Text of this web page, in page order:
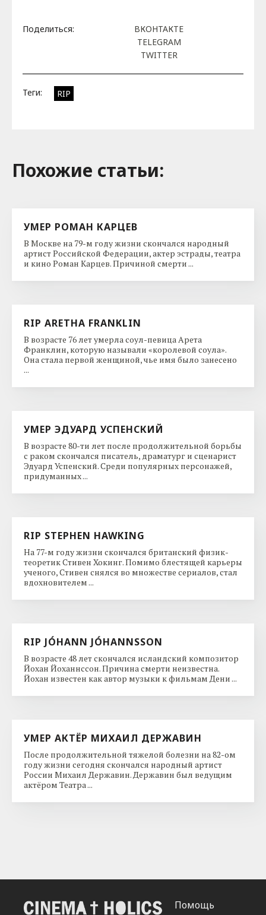
Поделиться:
ВКОНТАКТЕ
TELEGRAM
TWITTER
Теги: RIP
Похожие cтатьи:
УМЕР РОМАН КАРЦЕВ
В Москве на 79-м году жизни скончался народный
артист Российской Федерации, актер эстрады, театра
и кино Роман Карцев. Причиной смерти ...
RIP ARETHA FRANKLIN
В возрасте 76 лет умерла соул-певица Арета
Франклин, которую называли «королевой соула».
Она стала первой женщиной, чье имя было занесено
...
УМЕР ЭДУАРД УСПЕНСКИЙ
В возрасте 80-ти лет после продолжительной борьбы
с раком скончался писатель, драматург и сценарист
Эдуард Успенский. Среди популярных персонажей,
придуманных ...
RIP STEPHEN HAWKING
На 77-м году жизни скончался британский физик-
теоретик Стивен Хокинг. Помимо блестящей карьеры
ученого, Стивен снялся во множестве сериалов, стал
вдохновителем ...
RIP JÓHANN JÓHANNSSON
В возрасте 48 лет скончался исландский композитор
Йохан Йоханнссон. Причина смерти неизвестна.
Йохан известен как автор музыки к фильмам Дени ...
УМЕР АКТЁР МИХАИЛ ДЕРЖАВИН
После продолжительной тяжелой болезни на 82-ом
году жизни сегодня скончался народный артист
России Михаил Державин. Державин был ведущим
актёром Театра ...
Помощь